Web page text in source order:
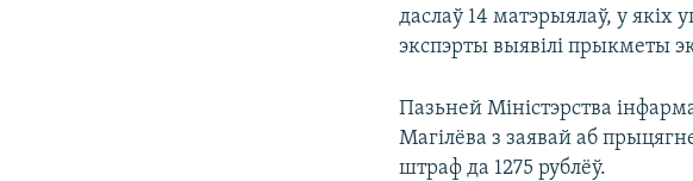
даслаў 14 матэрыялаў, у якіх
экспэрты выявілі прыкметы
Пазьней Міністэрства
Магілёва з заявай аб
штраф да 1275 рублёў.